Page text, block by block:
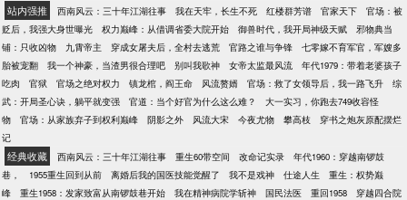
站内强推 西南风云：三十年江湖往事 我在天牢，长生不死 红楼群芳谱 官家天下
官场：被
贬后，我强大身世曝光
权力巅峰：从借调省委大院开始 御兽时代，我开局神级天赋
邪物典当
铺：只收凶物
九霄帝主 穿成女屠夫后，全村去逃荒 官路之谁与争锋
七零嫁不育军官，军嫂多
胎被宠翻
我一个神豪，当渣男很合理吧 别叫我歌神 女帝太监最风流
年代1979：带着老婆孩子
吃肉
官狱 官场之绝对权力 镇龙棺，阎王命 风流赘婿 官场：救了女领导后，我一路飞升
综
武：开局圣心诀，躺平就变强
官道：当个好官为什么这么难？
大一实习，你跑去749收容怪
物
官场：从家族弃子到权利巅峰 阴影之外 风流大宋 今夜尤物 攀高枝
穿书之炮灰原配摆烂
记
经典收藏 西南风云：三十年江湖往事 重生60带空间 改命记实录
年代1960：穿越南锣鼓
巷，
1955重生回到从前 离婚后我的国医技能觉醒了 我不是戏神 仕途人生
重生：权势巅
峰
重生1958：发家致富从南锣鼓巷开始 我在精神病院学斩神 国民法医 重回1958
穿越四合院